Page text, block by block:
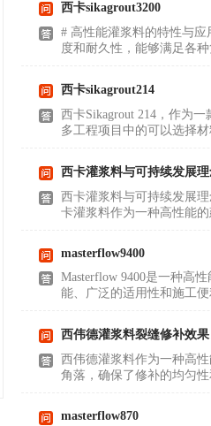
西卡sikagrout3200
# 高性能灌浆料的特性与
度和耐久性，能够满足各
西卡sikagrout214
西卡Sikagrout 214，作为
多工程项目中的可以选择
西卡灌浆料与可持续发展
西卡灌浆料与可持续发展
卡灌浆料作为一种高性能
masterflow9400
Masterflow 9400是一种高
能、广泛的适用性和施工
西伟德灌浆料裂缝修补效果
西伟德灌浆料作为一种高
角落，确保了修补的均匀
masterflow870